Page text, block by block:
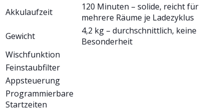
Akkulaufzeit
120 Minuten – solide, reicht für
mehrere Räume je Ladezyklus
Gewicht
4,2 kg – durchschnittlich, keine
Besonderheit
Wischfunktion
Feinstaubfilter
Appsteuerung
Programmierbare
Startzeiten